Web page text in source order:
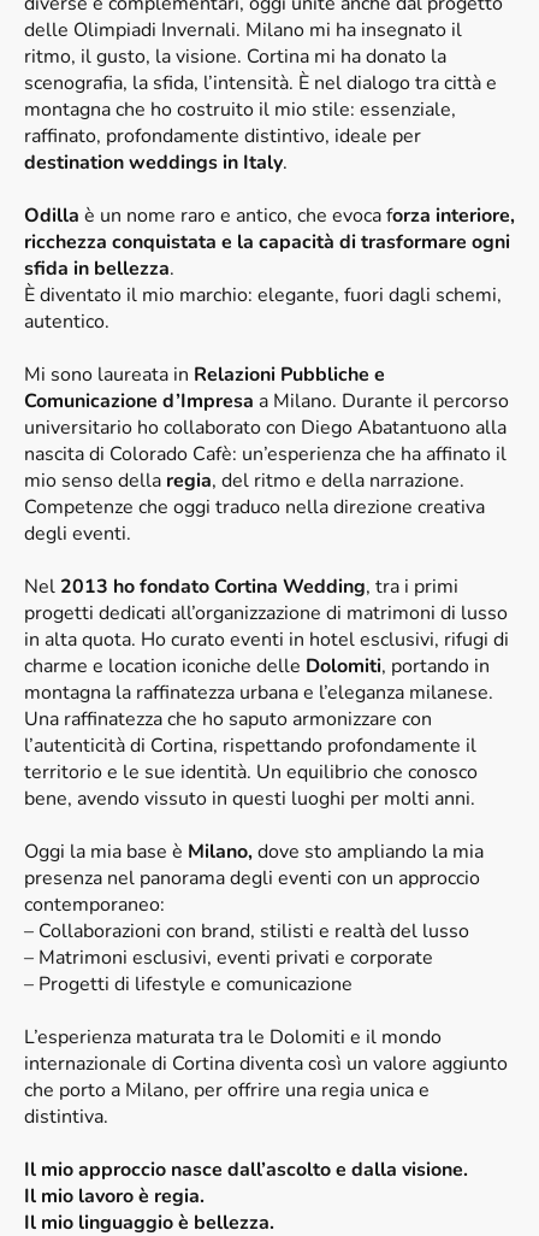
delle Olimpiadi Invernali. Milano mi ha insegnato il
ritmo, il gusto, la visione. Cortina mi ha donato la
scenografia, la sfida, l’intensità. È nel dialogo tra città e
montagna che ho costruito il mio stile: essenziale,
raffinato, profondamente distintivo, ideale per
destination weddings in Italy.
Odilla è un nome raro e antico, che evoca forza interiore,
ricchezza conquistata e la capacità di trasformare ogni
sfida in bellezza.
È diventato il mio marchio: elegante, fuori dagli schemi,
autentico.
Mi sono laureata in Relazioni Pubbliche e
Comunicazione d’Impresa a Milano. Durante il percorso
universitario ho collaborato con Diego Abatantuono alla
nascita di Colorado Cafè: un’esperienza che ha affinato il
mio senso della regia, del ritmo e della narrazione.
Competenze che oggi traduco nella direzione creativa
degli eventi.
Nel 2013 ho fondato Cortina Wedding, tra i primi
progetti dedicati all’organizzazione di matrimoni di lusso
in alta quota. Ho curato eventi in hotel esclusivi, rifugi di
charme e location iconiche delle Dolomiti, portando in
montagna la raffinatezza urbana e l’eleganza milanese.
Una raffinatezza che ho saputo armonizzare con
l’autenticità di Cortina, rispettando profondamente il
territorio e le sue identità. Un equilibrio che conosco
bene, avendo vissuto in questi luoghi per molti anni.
Oggi la mia base è Milano,dove sto ampliando la mia
presenza nel panorama degli eventi con un approccio
contemporaneo:
– Collaborazioni con brand, stilisti e realtà del lusso
– Matrimoni esclusivi, eventi privati e corporate
– Progetti di lifestyle e comunicazione
L’esperienza maturata tra le Dolomiti e il mondo
internazionale di Cortina diventa così un valore aggiunto
che porto a Milano, per offrire una regia unica e
distintiva.
Il mio approccio nasce dall’ascolto e dalla visione.
Il mio lavoro è regia.
Il mio linguaggio è bellezza.